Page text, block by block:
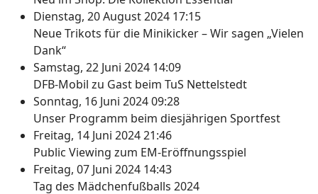
Dienstag, 20 August 2024 17:15
Neue Trikots für die Minikicker – Wir sagen „Vielen
Dank“
Samstag, 22 Juni 2024 14:09
DFB-Mobil zu Gast beim TuS Nettelstedt
Sonntag, 16 Juni 2024 09:28
Unser Programm beim diesjährigen Sportfest
Freitag, 14 Juni 2024 21:46
Public Viewing zum EM-Eröffnungsspiel
Freitag, 07 Juni 2024 14:43
Tag des Mädchenfußballs 2024